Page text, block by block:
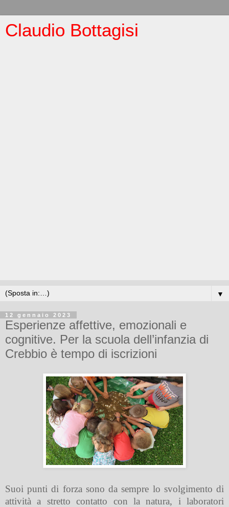
Claudio Bottagisi
▼
12 gennaio 2023
Esperienze affettive, emozionali e
cognitive. Per la scuola dell’infanzia di
Crebbio è tempo di iscrizioni
Suoi punti di forza sono da sempre lo svolgimento di
attività a stretto contatto con la natura, i laboratori